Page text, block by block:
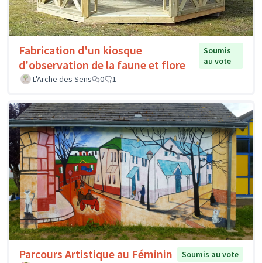
Fabrication d'un kiosque
d'observation de la faune et flore
Soumis
au vote
L'Arche des Sens
0 1
Parcours Artistique au Féminin
Soumis au vote